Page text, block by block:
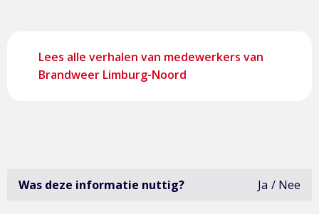
Lees alle verhalen van medewerkers van
Brandweer Limburg-Noord
Was deze informatie nuttig? Ja Nee